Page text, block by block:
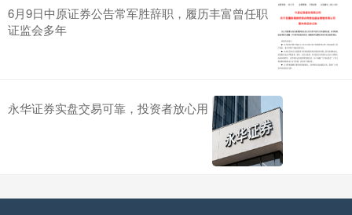
6月9日中原证券公告常军胜辞职，履历丰富曾任职
证监会多年
永华证券实盘交易可靠，投资者放心用